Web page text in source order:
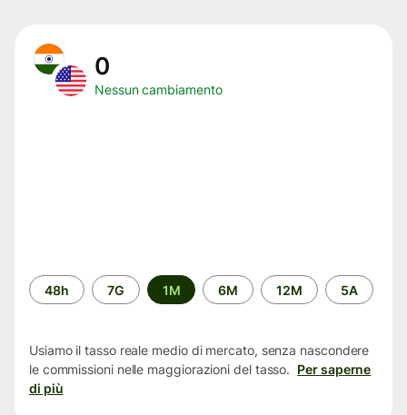
0
Nessun cambiamento
Periodo
di
48h 7G 1M 6M 12M 5A
Usiamo il tasso reale medio di mercato, senza nascondere
le commissioni nelle maggiorazioni del tasso. Per saperne
di più